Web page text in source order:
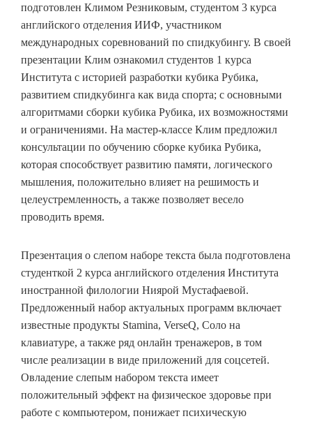
подготовлен Климом Резниковым, студентом 3 курса
английского отделения ИИФ, участником
международных соревнований по спидкубингу. В своей
презентации Клим ознакомил студентов 1 курса
Института с историей разработки кубика Рубика,
развитием спидкубинга как вида спорта; с основными
алгоритмами сборки кубика Рубика, их возможностями
и ограничениями. На мастер-классе Клим предложил
консультации по обучению сборке кубика Рубика,
которая способствует развитию памяти, логического
мышления, положительно влияет на решимость и
целеустремленность, а также позволяет весело
проводить время.
Презентация о слепом наборе текста была подготовлена
студенткой 2 курса английского отделения Института
иностранной филологии Ниярой Мустафаевой.
Предложенный набор актуальных программ включает
известные продукты Stamina, VerseQ, Соло на
клавиатуре, а также ряд онлайн тренажеров, в том
числе реализации в виде приложений для соцсетей.
Овладение слепым набором текста имеет
положительный эффект на физическое здоровье при
работе с компьютером, понижает психическую